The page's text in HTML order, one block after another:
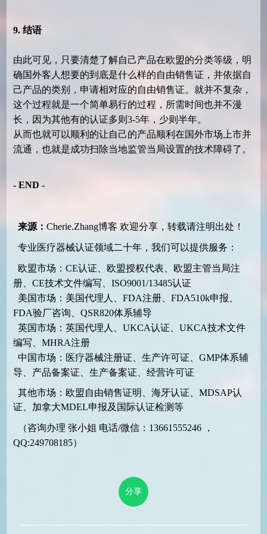
9. 结语
由此可见，只要清楚了解自己产品在欧盟的分类等级，明
确国外客人想要的到底是什么样的自由销售证，并依据自
己产品的类别，申请相对应的自由销售证。就并不复杂，
这个过程就是一个简单易行的过程，所需时间也并不漫
长，因为其他有的认证多则 3-5年，少则半年。
从而也就可以顺利的让自己的产品顺利在国外市场上市并
流通，也就是成功扫除当地监管当局设置的技术障碍了。
- END -
来源： Cherie.Zhang博客 欢迎分享，转载请注明出处！
专业医疗器械认证领域二十年，我们可以提供服务：
欧盟市场：CE认证、欧盟授权代表、欧盟主管当局注
册、CE技术文件编写、ISO9001/13485认证
美国市场：美国代理人、FDA注册、FDA510k申报、
FDA验厂咨询、QSR820体系辅导
英国市场：英国代理人、UKCA认证、UKCA技术文件
编写、MHRA注册
中国市场：医疗器械注册证、生产许可证、GMP体系辅
导、产品备案证、生产备案证、经营许可证
其他市场：欧盟自由销售证明、海牙认证、MDSAP认
证、加拿大MDEL申报及国际认证检测等
（咨询办理 张小姐 电话/微信：13661555246 ，
QQ:249708185）
分享